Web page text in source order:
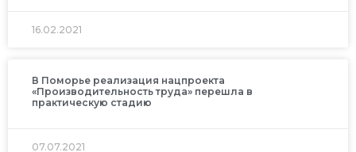
16.02.2021
В Поморье реализация нацпроекта
«Производительность труда» перешла в
практическую стадию
07.07.2021